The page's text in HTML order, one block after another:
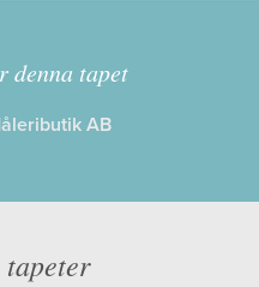
x 53,00
denna tapet
AB